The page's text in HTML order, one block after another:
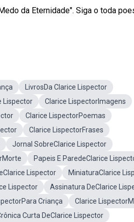
da Eternidade". Siga o toda
LivrosDa Clarice Lispector
Lispector
Clarice LispectorImagens
Clarice LispectorPoemas
Clarice LispectorFrases
Jornal SobreClarice Lispector
Papeis E ParedeClarice
Lispector
MiniaturaClarice
Lispector
Assinatura DeClarice
Criança
Clarice
Curta DeClarice Lispector